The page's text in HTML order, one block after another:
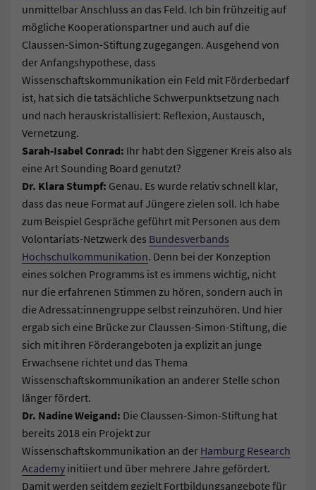
unmittelbar Anschluss an das Feld. Ich bin frühzeitig auf
mögliche Kooperationspartner und auch auf die
Claussen-Simon-Stiftung zugegangen. Ausgehend von
der Anfangshypothese, dass
Wissenschaftskommunikation ein Feld mit Förderbedarf
ist, hat sich die tatsächliche Schwerpunktsetzung nach
und nach herauskristallisiert: Reflexion, Austausch,
Vernetzung.
Sarah-Isabel Conrad: Ihr habt den Siggener Kreis also als
eine Art Sounding Board genutzt?
Dr. Klara Stumpf: Genau. Es wurde relativ schnell klar,
dass das neue Format auf Jüngere zielen soll. Ich habe
zum Beispiel Gespräche geführt mit Personen aus dem
Volontariats-Netzwerk des Bundesverbands
Hochschulkommunikation. Denn bei der Konzeption
eines solchen Programms ist es immens wichtig, nicht
nur die erfahrenen Stimmen zu hören, sondern auch in
die Adressat:innengruppe selbst reinzuhören. Und hier
ergab sich eine Brücke zur Claussen-Simon-Stiftung, die
sich mit ihren Förderangeboten ja explizit an junge
Erwachsene richtet und das Thema
Wissenschaftskommunikation an anderer Stelle schon
länger fördert.
Dr. Nadine Weigand: Die Claussen-Simon-Stiftung hat
bereits 2018 ein Projekt zur
Wissenschaftskommunikation an der Hamburg Research
Academy initiiert und über mehrere Jahre gefördert.
Damit werden seitdem gezielt Fortbildungsangebote für